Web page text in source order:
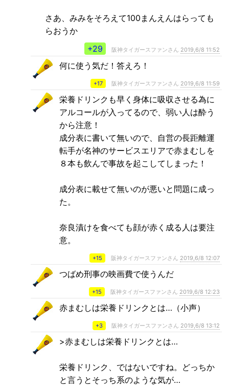
さあ、みみをそろえて100まんえんはらっても
らおうか
+29
阪神タイガースファンさん 2019,6/8 11:52
何に使う気だ！答えろ！
+17 阪神タイガースファンさん 2019,6/8 11:59
栄養ドリンクも早く身体に吸収させる為に
アルコールが入ってるので、弱い人は酔う
から注意！
成分表に書いて無いので、自営の長距離運
転手が名神のサービスエリアで赤まむしを
８本も飲んで事故を起こしてしまった！
成分表に載せて無いのが悪いと問題に成っ
た。
奈良漬けを食べても顔が赤く成る人は要注
意。
+15 阪神タイガースファンさん 2019,6/8 12:07
つばめ刑事の映画費で使うんだ
+15 阪神タイガースファンさん 2019,6/8 12:23
赤まむしは栄養ドリンクとは…（小声）
+3 阪神タイガースファンさん 2019,6/8 13:12
>赤まむしは栄養ドリンクとは…
栄養ドリンク、ではないですね。どっちか
と言うとそっち系のような気が…